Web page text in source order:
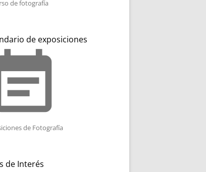
de exposiciones
de Fotografía
de Interés